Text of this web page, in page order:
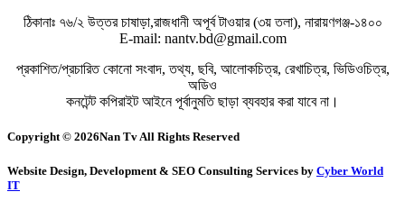
ঠিকানাঃ ৭৬/২ উত্তর চাষাড়া,রাজধানী অপূর্ব টাওয়ার (৩য় তলা), নারায়ণগঞ্জ-১৪০০
E-mail: nantv.bd@gmail.com
প্রকাশিত/প্রচারিত কোনো সংবাদ, তথ্য, ছবি, আলোকচিত্র, রেখাচিত্র, ভিডিওচিত্র,
অডিও
কনটেন্ট কপিরাইট আইনে পূর্বানুমতি ছাড়া ব্যবহার করা যাবে না।
Copyright © 2026Nan Tv All Rights Reserved
Website Design, Development & SEO Consulting Services by Cyber World
IT